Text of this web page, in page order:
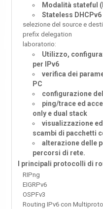
Modalità stateful
Stateless
selezione del source e
prefix delegation
laboratorio:
Utilizzo,
per IPv6
verifica dei
PC
configurazione del
ping/trace ed
only e dual stack
visualizzazione
scambi di pacchetti
alterazione delle
percorsi di rete.
I principali protocolli di
RIPng
EIGRPv6
OSPFv3
Routing IPv6 con